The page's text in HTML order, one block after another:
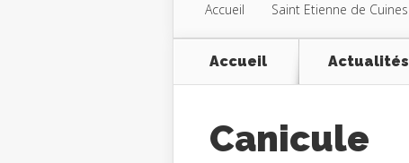
Accueil Saint Etienne de Cuines
Accueil Actualités
Canicule